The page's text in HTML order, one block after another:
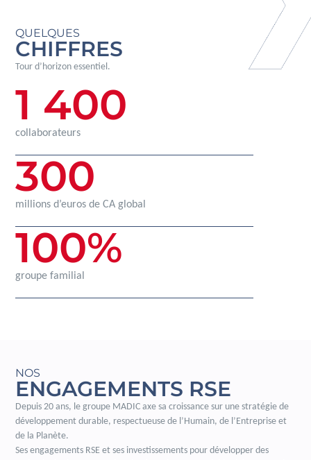
QUELQUES
CHIFFRES
Tour d’horizon essentiel.
collaborateurs
1 400
millions d’euros de CA global
300
groupe familial
100%
NOS
ENGAGEMENTS RSE
Depuis 20 ans, le groupe MADIC axe sa croissance sur une stratégie de
développement durable, respectueuse de l’Humain, de l’Entreprise et
de la Planète.
Ses engagements RSE et ses investissements pour développer des